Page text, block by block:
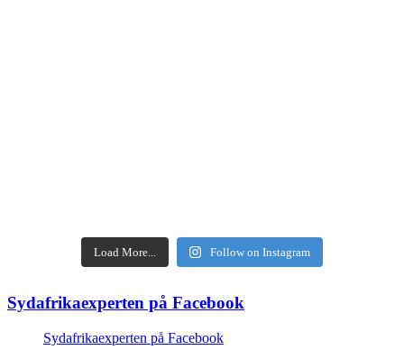
Load More... Follow on Instagram
Sydafrikaexperten på Facebook
Sydafrikaexperten på Facebook